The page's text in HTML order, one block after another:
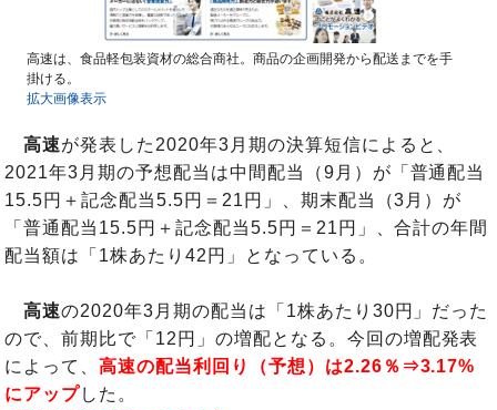
高速は、食品軽包装資材の総合商社。商品の企画開発から配送までを手
掛ける。
拡大画像表示
高速が発表した2020年3月期の決算短信によると、
2021年3月期の予想配当は中間配当（9月）が「普通配当
15.5円＋記念配当5.5円＝21円」、期末配当（3月）が
「普通配当15.5円＋記念配当5.5円＝21円」、合計の年間
配当額は「1株あたり42円」となっている。
高速の2020年3月期の配当は「1株あたり30円」だった
ので、前期比で「12円」の増配となる。今回の増配発表
によって、高速の配当利回り（予想）は2.26％⇒3.17%
にアップした。